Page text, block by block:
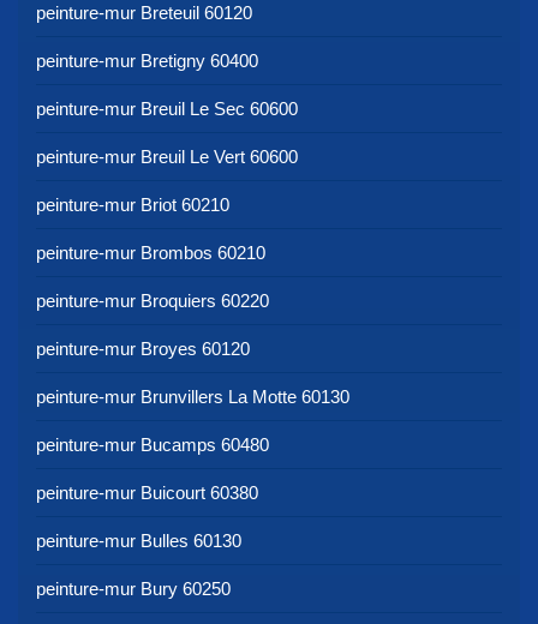
peinture-mur Breteuil 60120
peinture-mur Bretigny 60400
peinture-mur Breuil Le Sec 60600
peinture-mur Breuil Le Vert 60600
peinture-mur Briot 60210
peinture-mur Brombos 60210
peinture-mur Broquiers 60220
peinture-mur Broyes 60120
peinture-mur Brunvillers La Motte 60130
peinture-mur Bucamps 60480
peinture-mur Buicourt 60380
peinture-mur Bulles 60130
peinture-mur Bury 60250